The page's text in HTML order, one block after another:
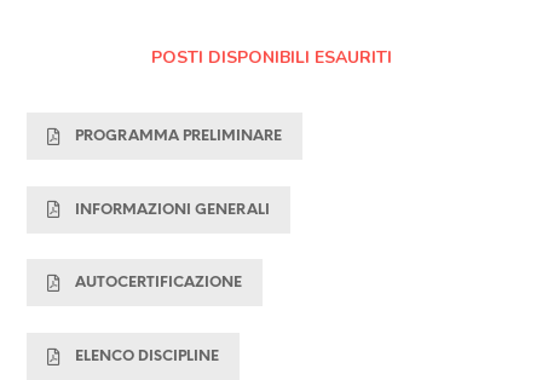
POSTI DISPONIBILI ESAURITI
PROGRAMMA PRELIMINARE
INFORMAZIONI GENERALI
AUTOCERTIFICAZIONE
ELENCO DISCIPLINE